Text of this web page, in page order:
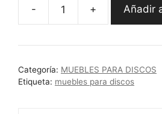
-
Mueble
discos
cantidad
+ Añadir
Categoría: MUEBLES PARA DISCOS
Etiqueta: muebles para discos